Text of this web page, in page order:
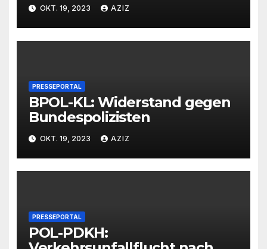
Feierabendverkehr
OKT. 19, 2023 AZIZ
PRESSEPORTAL
BPOL-KL: Widerstand gegen
Bundespolizisten
OKT. 19, 2023 AZIZ
PRESSEPORTAL
POL-PDKH: